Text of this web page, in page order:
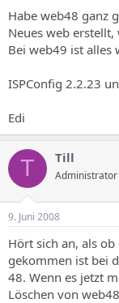
Habe web48 ganz
Neues web erstellt,
Bei web49 ist alles
ISPConfig 2.2.23
Edi
T Till
Administrator
9. Juni 2008
Hört sich an, als
gekommen ist bei
48. Wenn es jetzt
Löschen von